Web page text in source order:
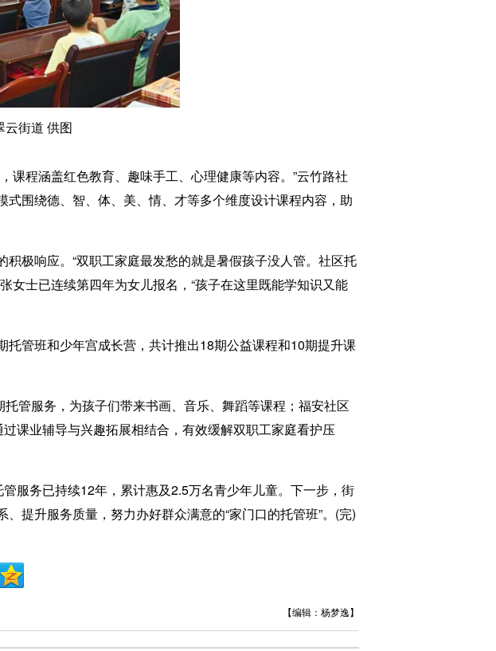
云街道 供图
程涵盖红色教育、趣味手工、心理健康等内容。”云竹路社
围绕德、智、体、美、情、才等多个维度设计课程内容，助
极响应。“双职工家庭最发愁的就是暑假孩子没人管。社区托
女士已连续第四年为女儿报名，“孩子在这里既能学知识又能
管班和少年宫成长营，共计推出18期公益课程和10期提升课
管服务，为孩子们带来书画、音乐、舞蹈等课程；福安社区
课业辅导与兴趣拓展相结合，有效缓解双职工家庭看护压
服务已持续12年，累计惠及2.5万名青少年儿童。下一步，街
提升服务质量，努力办好群众满意的“家门口的托管班”。(完)
【编辑：杨梦逸】